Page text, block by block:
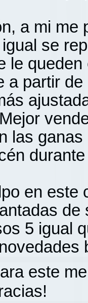
a mi me
se
le
a partir
las
en
de
5 igual
este